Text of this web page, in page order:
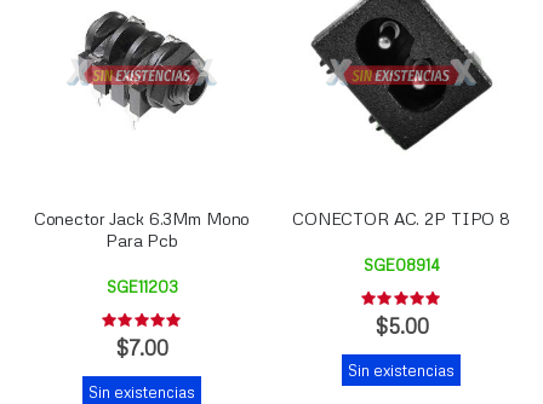
Conector Jack 6.3Mm Mono
Para Pcb
SGE11203
Rating:
0%$7.00
Sin existencias
CONECTOR AC. 2P TIPO 8
SGE08914
Rating:
0%$5.00
Sin existencias